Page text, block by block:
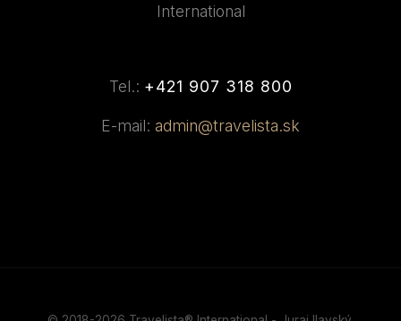
International
Tel.: +421 907 318 800
E-mail: admin@travelista.sk